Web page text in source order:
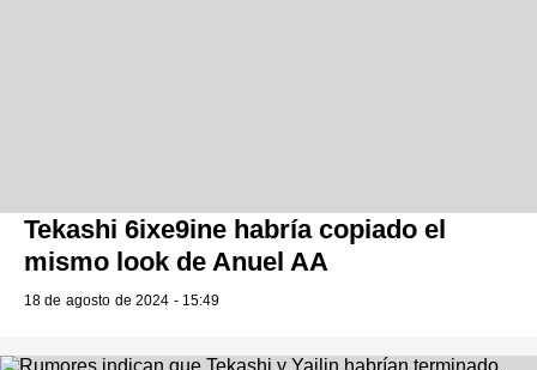
Tekashi 6ixe9ine habría copiado el
mismo look de Anuel AA
18 de agosto de 2024 - 15:49